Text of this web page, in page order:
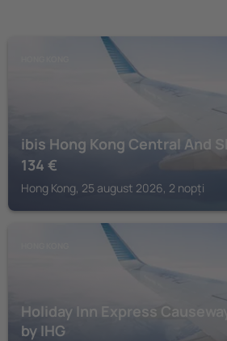
ibis Hong Kong Central And
134 €
Hong Kong, 25 august 2026, 2 nopți
Holiday Inn Express
by IHG